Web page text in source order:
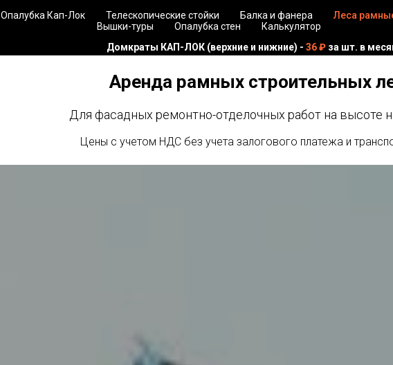
Любые СТОЙКА или ГОРИЗОНТАЛЬ за метр и любой ДОМКРАТ -36
Опалубка Кап-Лок Телескопические стойки Балка и фанера
Леса
Вышки-туры
Опалубка стен Калькулятор
Аренда рамных строительных
Для фасадных ремонтно-отделочных работ на высоте
Цены с учетом НДС без учета залогового платежа и